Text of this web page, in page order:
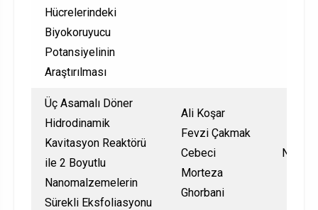
Hücrelerindeki
Biyokoruyucu
Potansiyelinin
Araştırılması
Üç Asamalı Döner
Hidrodinamik
Kavitasyon Reaktörü
ile 2 Boyutlu
Nanomalzemelerin
Sürekli Eksfoliasyonu
Ali Koşar
Fevzi Çakmak
Cebeci
Morteza
Ghorbani